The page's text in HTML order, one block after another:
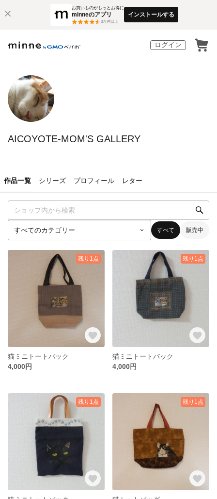
お買いものがもっとお得に
minneのアプリ
3万件以上
インストールする
ログイン
AICOYOTE-MOM'S GALLERY
作品一覧 シリーズ プロフィール レター
すべて 販売中
残り1点
猫ミニトートバック
4,000円
残り1点
猫ミニトートバック
4,000円
残り1点 残り1点